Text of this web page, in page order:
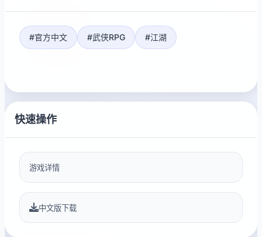
#官方中文 #武侠RPG #江湖
快速操作
游戏详情
中文版下载